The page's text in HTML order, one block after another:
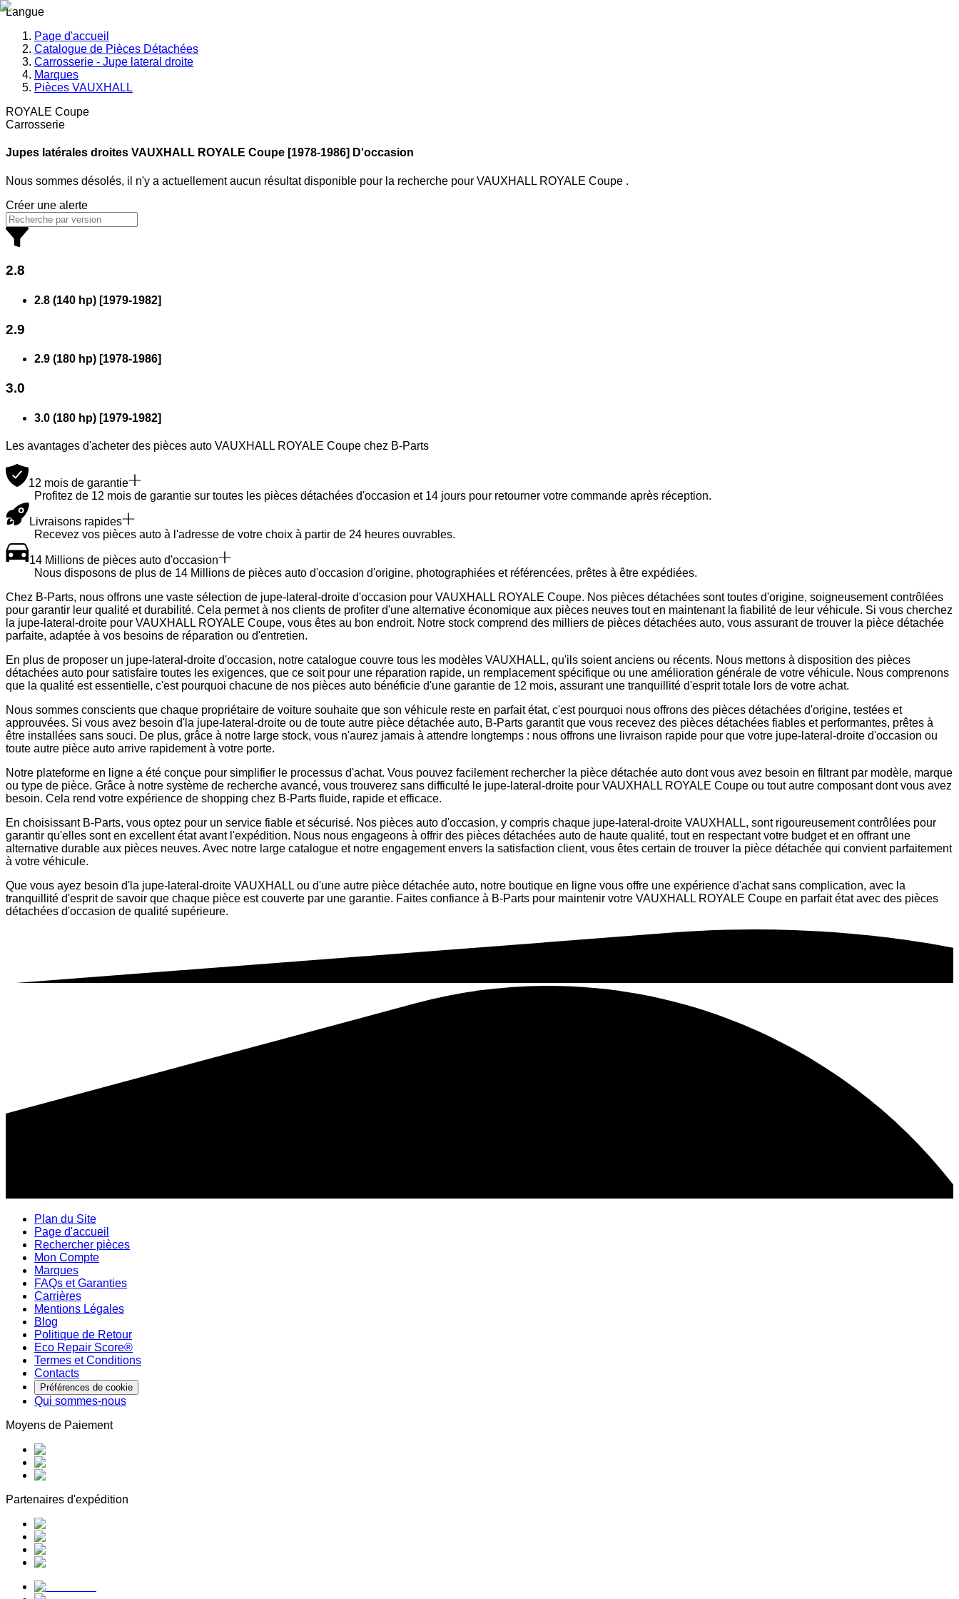
Langue
Page d'accueil
Catalogue de Pièces Détachées
Carrosserie - Jupe lateral droite
Marques
Pièces VAUXHALL
ROYALE Coupe
Carrosserie
Jupes latérales droites VAUXHALL ROYALE Coupe [1978-1986] D'occasion
Nous sommes désolés, il n'y a actuellement aucun résultat disponible pour la recherche pour VAUXHALL ROYALE Coupe .
Créer une alerte
2.8
2.8 (140 hp) [1979-1982]
2.9
2.9 (180 hp) [1978-1986]
3.0
3.0 (180 hp) [1979-1982]
Les avantages d'acheter des pièces auto VAUXHALL ROYALE Coupe chez B-Parts
12 mois de garantie
Profitez de 12 mois de garantie sur toutes les pièces détachées d'occasion et 14 jours pour retourner votre commande après réception.
Livraisons rapides
Recevez vos pièces auto à l'adresse de votre choix à partir de 24 heures ouvrables.
14 Millions de pièces auto d'occasion
Nous disposons de plus de 14 Millions de pièces auto d'occasion d'origine, photographiées et référencées, prêtes à être expédiées.
Chez B-Parts, nous offrons une vaste sélection de jupe-lateral-droite d'occasion pour VAUXHALL ROYALE Coupe. Nos pièces détachées sont toutes d'origine, soigneusement contrôlées
pour garantir leur qualité et durabilité. Cela permet à nos clients de profiter d'une alternative économique aux pièces neuves tout en maintenant la fiabilité de leur véhicule. Si vous cherchez
la jupe-lateral-droite pour VAUXHALL ROYALE Coupe, vous êtes au bon endroit. Notre stock comprend des milliers de pièces détachées auto, vous assurant de trouver la pièce détachée
parfaite, adaptée à vos besoins de réparation ou d'entretien.
En plus de proposer un jupe-lateral-droite d'occasion, notre catalogue couvre tous les modèles VAUXHALL, qu'ils soient anciens ou récents. Nous mettons à disposition des pièces
détachées auto pour satisfaire toutes les exigences, que ce soit pour une réparation rapide, un remplacement spécifique ou une amélioration générale de votre véhicule. Nous comprenons
que la qualité est essentielle, c'est pourquoi chacune de nos pièces auto bénéficie d'une garantie de 12 mois, assurant une tranquillité d'esprit totale lors de votre achat.
Nous sommes conscients que chaque propriétaire de voiture souhaite que son véhicule reste en parfait état, c'est pourquoi nous offrons des pièces détachées d'origine, testées et
approuvées. Si vous avez besoin d'la jupe-lateral-droite ou de toute autre pièce détachée auto, B-Parts garantit que vous recevez des pièces détachées fiables et performantes, prêtes à
être installées sans souci. De plus, grâce à notre large stock, vous n'aurez jamais à attendre longtemps : nous offrons une livraison rapide pour que votre jupe-lateral-droite d'occasion ou
toute autre pièce auto arrive rapidement à votre porte.
Notre plateforme en ligne a été conçue pour simplifier le processus d'achat. Vous pouvez facilement rechercher la pièce détachée auto dont vous avez besoin en filtrant par modèle, marque
ou type de pièce. Grâce à notre système de recherche avancé, vous trouverez sans difficulté le jupe-lateral-droite pour VAUXHALL ROYALE Coupe ou tout autre composant dont vous avez
besoin. Cela rend votre expérience de shopping chez B-Parts fluide, rapide et efficace.
En choisissant B-Parts, vous optez pour un service fiable et sécurisé. Nos pièces auto d'occasion, y compris chaque jupe-lateral-droite VAUXHALL, sont rigoureusement contrôlées pour
garantir qu'elles sont en excellent état avant l'expédition. Nous nous engageons à offrir des pièces détachées auto de haute qualité, tout en respectant votre budget et en offrant une
alternative durable aux pièces neuves. Avec notre large catalogue et notre engagement envers la satisfaction client, vous êtes certain de trouver la pièce détachée qui convient parfaitement
à votre véhicule.
Que vous ayez besoin d'la jupe-lateral-droite VAUXHALL ou d'une autre pièce détachée auto, notre boutique en ligne vous offre une expérience d'achat sans complication, avec la
tranquillité d'esprit de savoir que chaque pièce est couverte par une garantie. Faites confiance à B-Parts pour maintenir votre VAUXHALL ROYALE Coupe en parfait état avec des pièces
détachées d'occasion de qualité supérieure.
Plan du Site
Page d'accueil
Rechercher pièces
Mon Compte
Marques
FAQs et Garanties
Carrières
Mentions Légales
Blog
Politique de Retour
Eco Repair Score®
Termes et Conditions
Contacts
Préférences de cookie
Qui sommes-nous
Moyens de Paiement
Partenaires d'expédition